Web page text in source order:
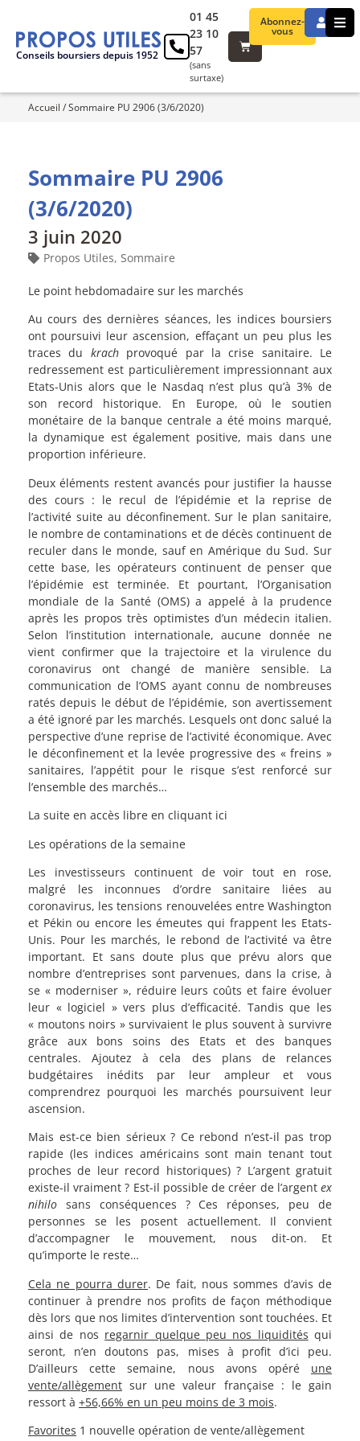
Conseils boursiers depuis 1952
Abonnez-
vous
01 45
23 10
57
(sans
surtaxe)
Accueil /Sommaire PU 2906 (3/6/2020)
Sommaire PU 2906
(3/6/2020)
3 juin 2020
Propos Utiles, Sommaire
Le point hebdomadaire sur les marchés
Au cours des dernières séances, les indices boursiers
ont poursuivi leur ascension, effaçant un peu plus les
traces du krachprovoqué par la crise sanitaire. Le
redressement est particulièrement impressionnant aux
Etats-Unis alors que le Nasdaq n’est plus qu’à 3% de
son record historique. En Europe, où le soutien
monétaire de la banque centrale a été moins marqué,
la dynamique est également positive, mais dans une
proportion inférieure.
Deux éléments restent avancés pour justifier la hausse
des cours : le recul de l’épidémie et la reprise de
l’activité suite au déconfinement. Sur le plan sanitaire,
le nombre de contaminations et de décès continuent de
reculer dans le monde, sauf en Amérique du Sud. Sur
cette base, les opérateurs continuent de penser que
l’épidémie est terminée. Et pourtant, l’Organisation
mondiale de la Santé (OMS) a appelé à la prudence
après les propos très optimistes d’un médecin italien.
Selon l’institution internationale, aucune donnée ne
vient confirmer que la trajectoire et la virulence du
coronavirus ont changé de manière sensible. La
communication de l’OMS ayant connu de nombreuses
ratés depuis le début de l’épidémie, son avertissement
a été ignoré par les marchés. Lesquels ont donc salué la
perspective d’une reprise de l’activité économique. Avec
le déconfinement et la levée progressive des « freins »
sanitaires, l’appétit pour le risque s’est renforcé sur
l’ensemble des marchés…
La suite en accès libre en cliquant ici
Les opérations de la semaine
Les investisseurs continuent de voir tout en rose,
malgré les inconnues d’ordre sanitaire liées au
coronavirus, les tensions renouvelées entre Washington
et Pékin ou encore les émeutes qui frappent les Etats-
Unis. Pour les marchés, le rebond de l’activité va être
important. Et sans doute plus que prévu alors que
nombre d’entreprises sont parvenues, dans la crise, à
se « moderniser », réduire leurs coûts et faire évoluer
leur « logiciel » vers plus d’efficacité. Tandis que les
« moutons noirs » survivaient le plus souvent à survivre
grâce aux bons soins des Etats et des banques
centrales. Ajoutez à cela des plans de relances
budgétaires inédits par leur ampleur et vous
comprendrez pourquoi les marchés poursuivent leur
ascension.
Mais est-ce bien sérieux ? Ce rebond n’est-il pas trop
rapide (les indices américains sont main tenant tout
proches de leur record historiques) ? L’argent gratuit
existe-il vraiment ? Est-il possible de créer de l’argent ex
nihilo sans conséquences ? Ces réponses, peu de
personnes se les posent actuellement. Il convient
d’accompagner le mouvement, nous dit-on. Et
qu’importe le reste…
Cela ne pourra durer. De fait, nous sommes d’avis de
continuer à prendre nos profits de façon méthodique
dès lors que nos limites d’intervention sont touchées. Et
ainsi de nos regarnir quelque peu nos liquidités qui
seront, n’en doutons pas, mises à profit d’ici peu.
D’ailleurs cette semaine, nous avons opéré une
vente/allègement sur une valeur française : le gain
ressort à +56,66% en un peu moins de 3 mois.
Favorites 1 nouvelle opération de vente/allègement